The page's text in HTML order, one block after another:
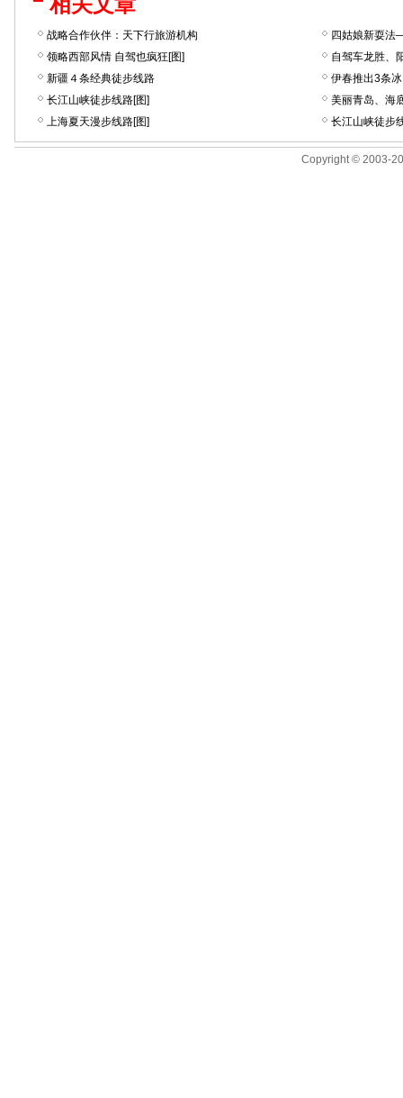
战略合作伙伴：天下行旅游机构
四姑娘新耍
领略西部风情 自驾也疯狂[图]
自驾车龙胜、
新疆４条经典徒步线路
伊春推出3条
长江山峡徒步线路[图]
美丽青岛、海
上海夏天漫步线路[图]
长江山峡徒步
Copyright © 2003-